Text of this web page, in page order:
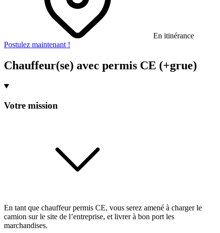
En itinérance
Postulez maintenant !
Chauffeur(se) avec permis CE (+grue)
Votre mission
En tant que chauffeur permis CE, vous serez amené à charger le
camion sur le site de l’entreprise, et livrer à bon port les
marchandises.